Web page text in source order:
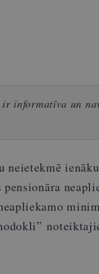
informatīva un
neietekmē